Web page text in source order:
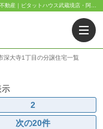
三鷹市深大寺1丁目の分譲住宅一覧｜武蔵野市・三鷹市・杉並区の不動産｜ピタットハウス武蔵境店・阿佐ヶ谷店
深大寺1丁目の分譲住宅一覧
示
2
次の20件